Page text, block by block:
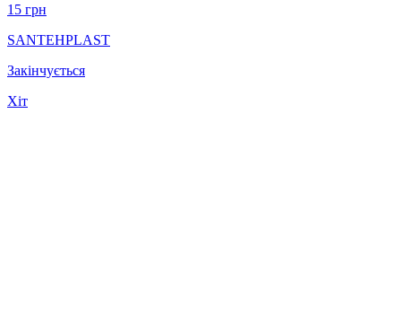
15 грн
SANTEHPLAST
Закінчується
Хіт